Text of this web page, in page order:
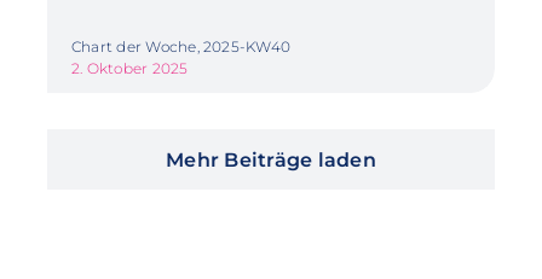
Chart der Woche, 2025-KW40
2. Oktober 2025
Mehr Beiträge laden